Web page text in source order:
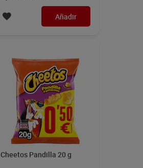
Añadir
Cheetos Pandilla 20 g